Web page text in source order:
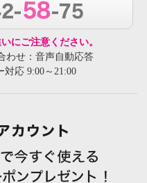
にご注意ください。
わせ：音声自動応答
応 9:00～21:00